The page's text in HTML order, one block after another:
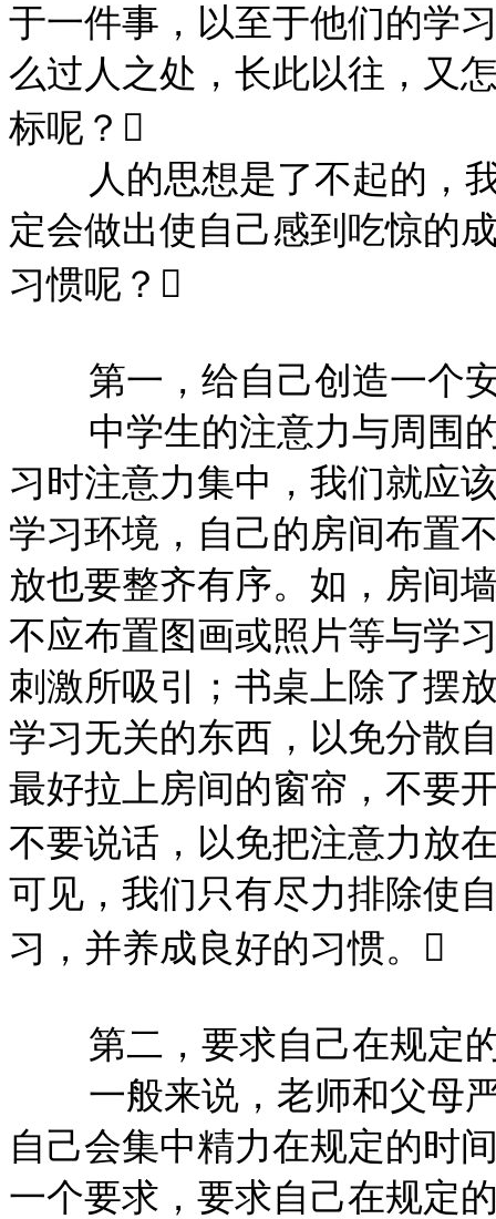
于一件事，以至于他们的学
么过人之处，长此以往，又
标呢？ 
人的思想是了不起的，
定会做出使自己感到吃惊的
习惯呢？ 
第一，给自己创造一个
中学生的注意力与周围
习时注意力集中，我们就应
学习环境，自己的房间布置
放也要整齐有序。如，房间
不应布置图画或照片等与学
刺激所吸引；书桌上除了摆
学习无关的东西，以免分散
最好拉上房间的窗帘，不要
不要说话，以免把注意力放
可见，我们只有尽力排除使
习，并养成良好的习惯。 
第二，要求自己在规定
一般来说，老师和父母
自己会集中精力在规定的时
一个要求，要求自己在规定